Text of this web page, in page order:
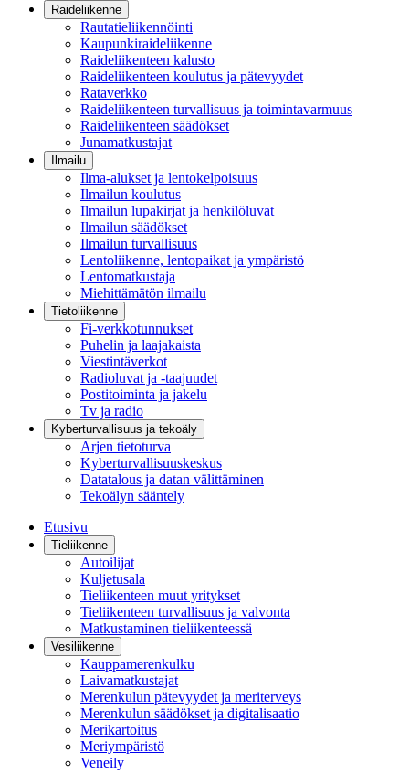
Raideliikenne
Rautatieliikennöinti
Kaupunkiraideliikenne
Raideliikenteen kalusto
Raideliikenteen koulutus ja pätevyydet
Rataverkko
Raideliikenteen turvallisuus ja toimintavarmuus
Raideliikenteen säädökset
Junamatkustajat
Ilmailu
Ilma-alukset ja lentokelpoisuus
Ilmailun koulutus
Ilmailun lupakirjat ja henkilöluvat
Ilmailun säädökset
Ilmailun turvallisuus
Lentoliikenne, lentopaikat ja ympäristö
Lentomatkustaja
Miehittämätön ilmailu
Tietoliikenne
Fi-verkkotunnukset
Puhelin ja laajakaista
Viestintäverkot
Radioluvat ja -taajuudet
Postitoiminta ja jakelu
Tv ja radio
Kyberturvallisuus ja tekoäly
Arjen tietoturva
Kyberturvallisuuskeskus
Datatalous ja datan välittäminen
Tekoälyn sääntely
Etusivu
Tieliikenne
Autoilijat
Kuljetusala
Tieliikenteen muut yritykset
Tieliikenteen turvallisuus ja valvonta
Matkustaminen tieliikenteessä
Vesiliikenne
Kauppamerenkulku
Laivamatkustajat
Merenkulun pätevyydet ja meriterveys
Merenkulun säädökset ja digitalisaatio
Merikartoitus
Meriympäristö
Veneily